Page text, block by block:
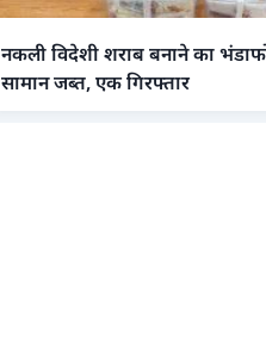
नकली विदेशी शराब बनाने का
सामान जब्त, एक गिरफ्तार